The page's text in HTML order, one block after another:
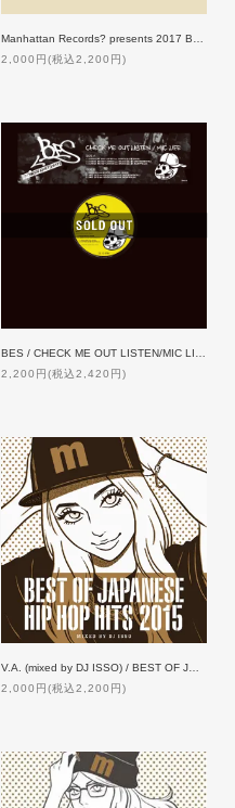
2,000円(税込2,200円)
2,200円(税込2,420円)
2,000円(税込2,200円)